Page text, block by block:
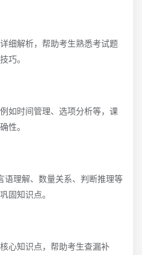
细解析，帮助考生熟悉考试题
巧。
如时间管理、选项分析等，课
性。
语理解、数量关系、判断推理等
固知识点。
心知识点，帮助考生查漏补